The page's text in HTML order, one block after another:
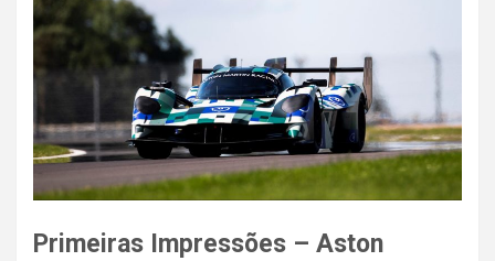
Primeiras Impressões – Aston